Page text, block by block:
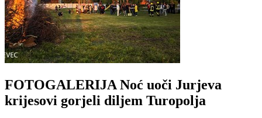
FOTOGALERIJA Noć uoči Jurjeva
krijesovi gorjeli diljem Turopolja